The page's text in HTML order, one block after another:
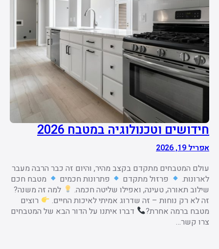
חידושים וטכנולוגיה במטבח 2026
אפריל 19, 2026
עולם המטבחים מתקדם בקצב מהיר, והיום זה כבר הרבה מעבר
לארונות.
פרזול מתקדם פתרונות חכמים
מטבח חכם
שילוב תאורה, טעינה, ואפילו שליטה חכמה.
למה זה משנה?
זה לא רק נוחות – זה שדרוג אמיתי לאיכות החיים.
רוצים
מטבח ברמה אחרת?
דברו איתנו על הדור הבא של המטבחים
צרו קשר…